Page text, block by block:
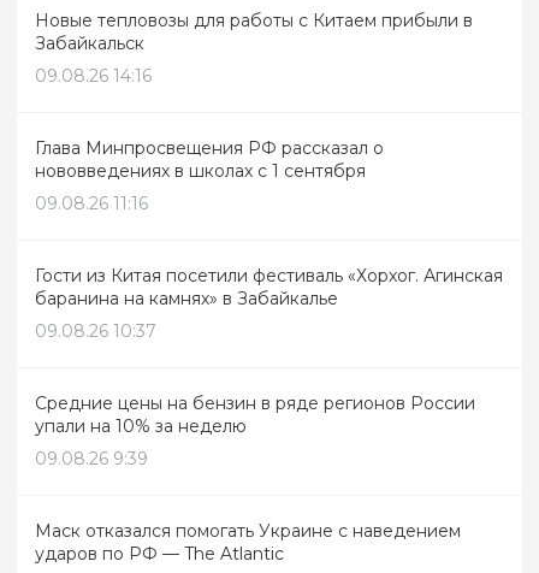
Новые тепловозы для работы с Китаем прибыли в
Забайкальск
09.08.26 14:16
Глава Минпросвещения РФ рассказал о
нововведениях в школах с 1 сентября
09.08.26 11:16
Гости из Китая посетили фестиваль «Хорхог. Агинская
баранина на камнях» в Забайкалье
09.08.26 10:37
Средние цены на бензин в ряде регионов России
упали на 10% за неделю
09.08.26 9:39
Маск отказался помогать Украине с наведением
ударов по РФ — The Atlantic